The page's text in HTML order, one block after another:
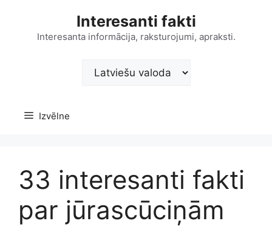
Interesanti fakti
Interesanta informācija, raksturojumi, apraksti.
Choose
Izvēlne
33 interesanti fakti
par jūrascūciņām